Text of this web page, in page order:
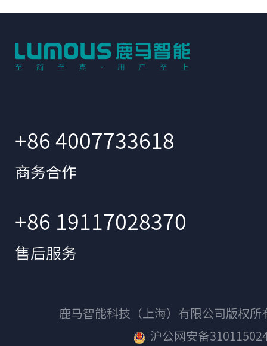
+86 4007733618
商务合作
+86 19117028370
售后服务
鹿马智能科技（上海）有限公司版权
沪公网安备